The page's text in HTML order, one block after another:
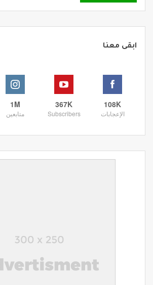
ابقى معنا
108K
الإعجابات
367K
Subscribers
1M
متابعين